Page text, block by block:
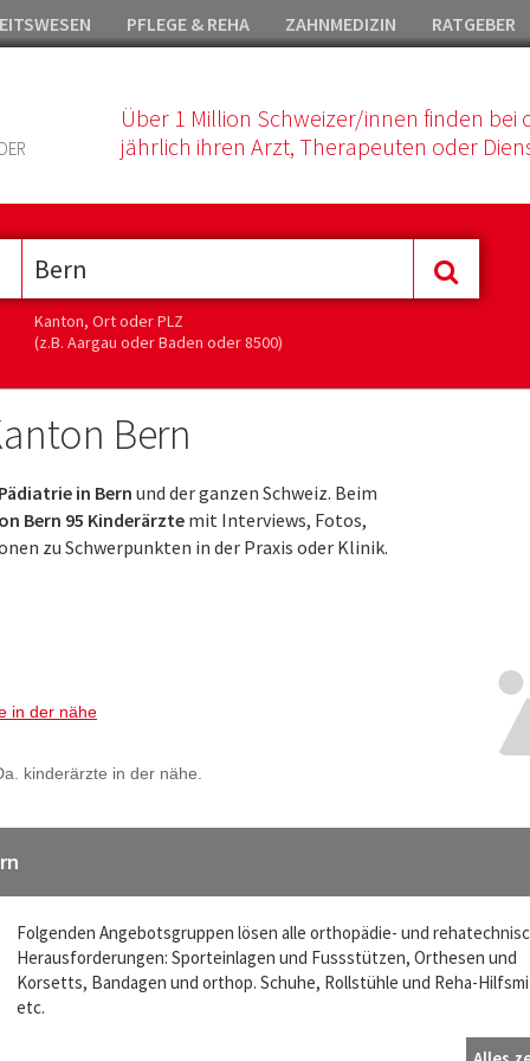
PFLEGE & REHA ZAHNMEDIZIN RATGEBER
Über 1 Million Schweizer/innen finden bei
jährlich ihren Arzt, Therapeuten oder
Kanton, Ort oder PLZ
(z.B. Aargau oder Baden oder 8500)
Bern
in Bern und der ganzen Schweiz. Beim
Bern 95 Kinderärzte mit Interviews, Fotos,
zu Schwerpunkten in der Praxis oder Klinik.
Folgenden Angebotsgruppen lösen alle orthopädie- und
Herausforderungen: Sporteinlagen und Fussstützen, Orthesen und
Korsetts, Bandagen und orthop. Schuhe, Rollstühle und Reha-
etc.